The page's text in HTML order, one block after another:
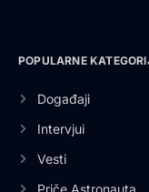
POPULARNE
Događaji
Intervjui
Vesti